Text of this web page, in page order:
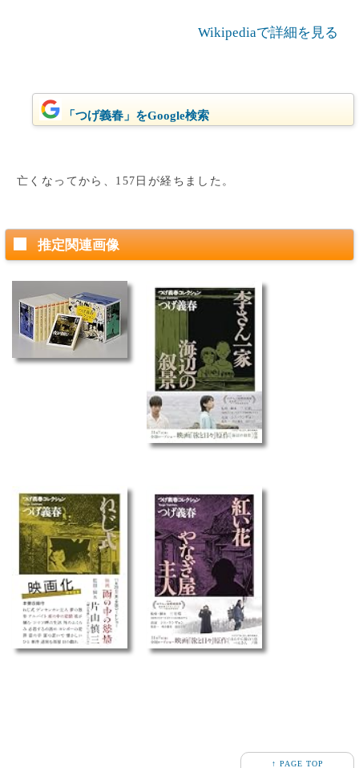
Wikipediaで詳細を見る
「つげ義春」をGoogle検索
亡くなってから、157日が経ちました。
推定関連画像
↑ PAGE TOP